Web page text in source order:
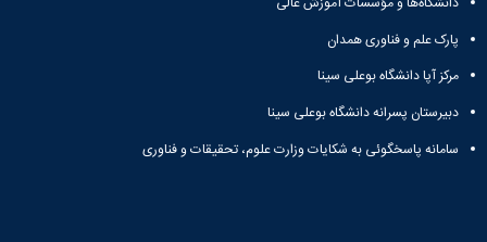
پارک علم و فناوری همدان
مرکز آپا دانشگاه بوعلی سینا
دبیرستان پسرانه دانشگاه بوعلی سینا
سامانه پاسخگوئی به شکایات وزارت علوم، تحقیقات و فناوری